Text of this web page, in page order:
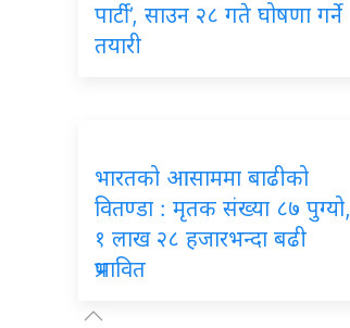
पार्टी’, साउन २८ गते घोषणा गर्ने
तयारी
भारतको आसाममा बाढीको
वितण्डा : मृतक संख्या ८७ पुग्यो,
१ लाख २८ हजारभन्दा बढी
प्रभावित